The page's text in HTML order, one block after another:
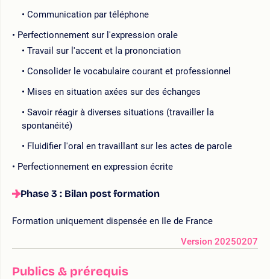
Communication par téléphone
Perfectionnement sur l'expression orale
Travail sur l'accent et la prononciation
Consolider le vocabulaire courant et professionnel
Mises en situation axées sur des échanges
Savoir réagir à diverses situations (travailler la
spontanéité)
Fluidifier l'oral en travaillant sur les actes de parole
Perfectionnement en expression écrite
Phase 3 : Bilan post formation
Formation uniquement dispensée en Ile de France
Version 20250207
Publics & prérequis